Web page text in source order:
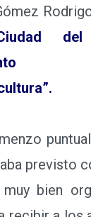
previsto
bien